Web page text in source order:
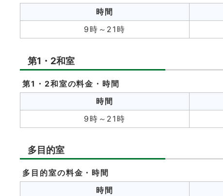
時間
9時～21時
第1・2和室
第1・2和室の料金・時間
時間
9時～21時
多目的室
多目的室の料金・時間
時間